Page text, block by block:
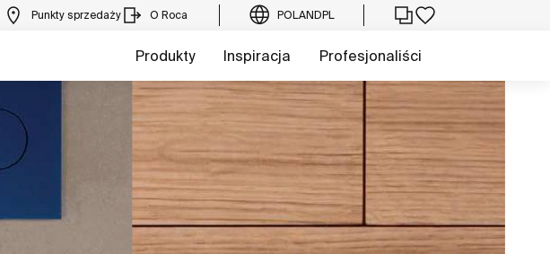
Punkty sprzedaży O Roca POLANDPL
Produkty Inspiracja Profesjonaliści